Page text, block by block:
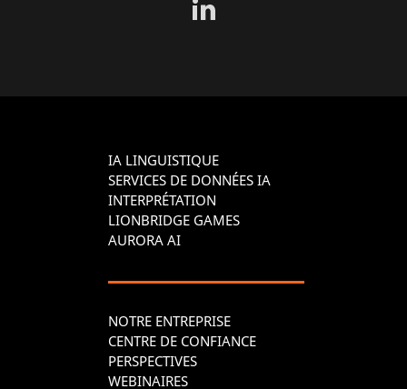
IA LINGUISTIQUE
SERVICES DE DONNÉES IA
INTERPRÉTATION
LIONBRIDGE GAMES
AURORA AI
NOTRE ENTREPRISE
CENTRE DE CONFIANCE
PERSPECTIVES
WEBINAIRES